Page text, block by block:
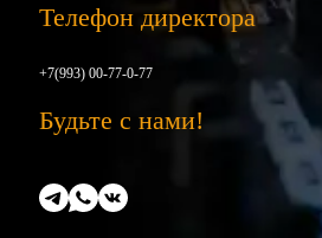
Телефон директора
+7(993) 00-77-0-77
Будьте с нами!